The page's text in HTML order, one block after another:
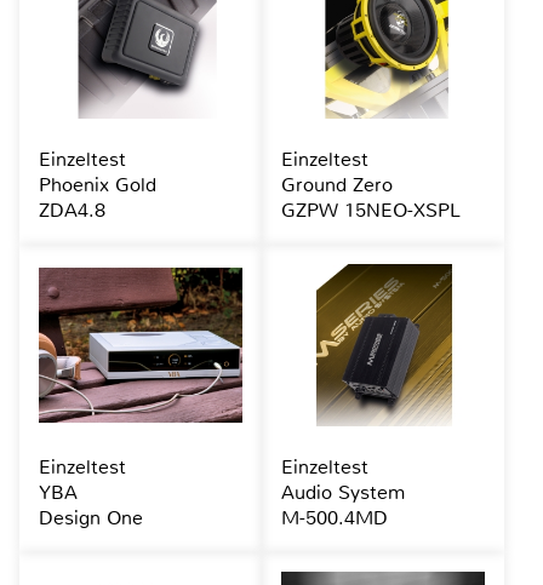
Einzeltest
Phoenix Gold
ZDA4.8
Einzeltest
Ground Zero
GZPW 15NEO-XSPL
Einzeltest
YBA
Design One
Einzeltest
Audio System
M-500.4MD